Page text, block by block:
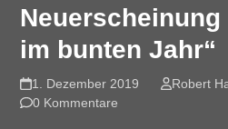
Neuerscheinung
im bunten Jahr“
1. Dezember 2019 Robert
0 Kommentare